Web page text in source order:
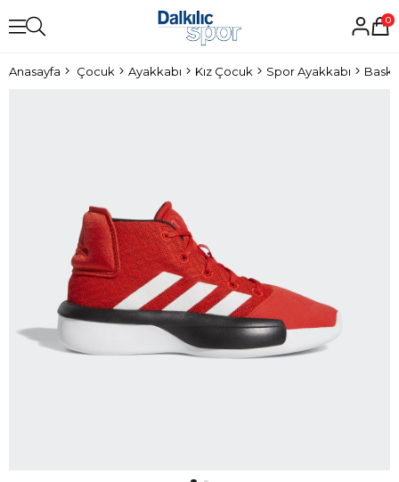
0
Anasayfa Çocuk Ayakkabı Kız Çocuk Spor Ayakkabı